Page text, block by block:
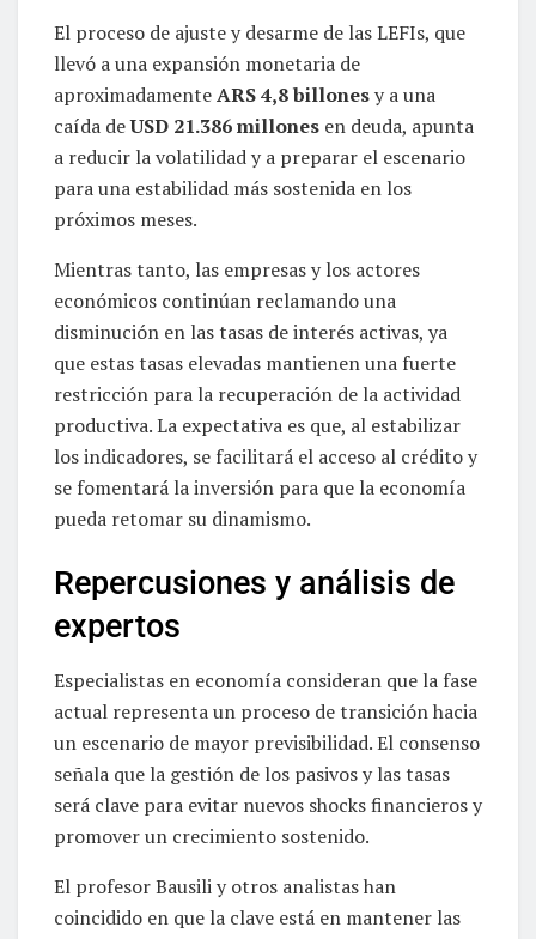
El proceso de ajuste y desarme de las LEFIs, que
llevó a una expansión monetaria de
aproximadamenteARS 4,8 billonesy a una
caída deUSD 21.386 millones en deuda, apunta
a reducir la volatilidad y a preparar el escenario
para una estabilidad más sostenida en los
próximos meses.
Mientras tanto, las empresas y los actores
económicos continúan reclamando una
disminución en las tasas de interés activas, ya
que estas tasas elevadas mantienen una fuerte
restricción para la recuperación de la actividad
productiva. La expectativa es que, al estabilizar
los indicadores, se facilitará el acceso al crédito y
se fomentará la inversión para que la economía
pueda retomar su dinamismo.
Repercusiones y análisis de
expertos
Especialistas en economía consideran que la fase
actual representa un proceso de transición hacia
un escenario de mayor previsibilidad. El consenso
señala que la gestión de los pasivos y las tasas
será clave para evitar nuevos shocks financieros y
promover un crecimiento sostenido.
El profesor Bausili y otros analistas han
coincidido en que la clave está en mantener las